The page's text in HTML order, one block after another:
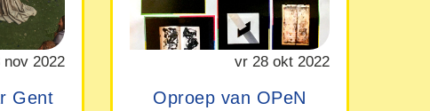
nov 2022
Gent
vr 28 okt 2022
Oproep van OPeN